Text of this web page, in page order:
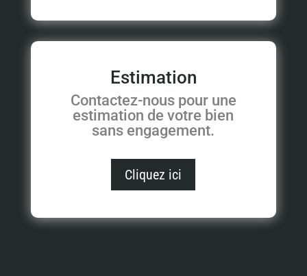
Estimation
Contactez-nous pour une
estimation de votre bien
sans engagement.
Cliquez ici